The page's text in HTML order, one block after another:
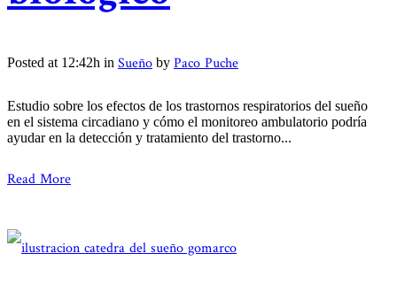
Posted at 12:42h in Sueño by Paco Puche
Estudio sobre los efectos de los trastornos respiratorios del sueño
en el sistema circadiano y cómo el monitoreo ambulatorio podría
ayudar en la detección y tratamiento del trastorno...
Read More